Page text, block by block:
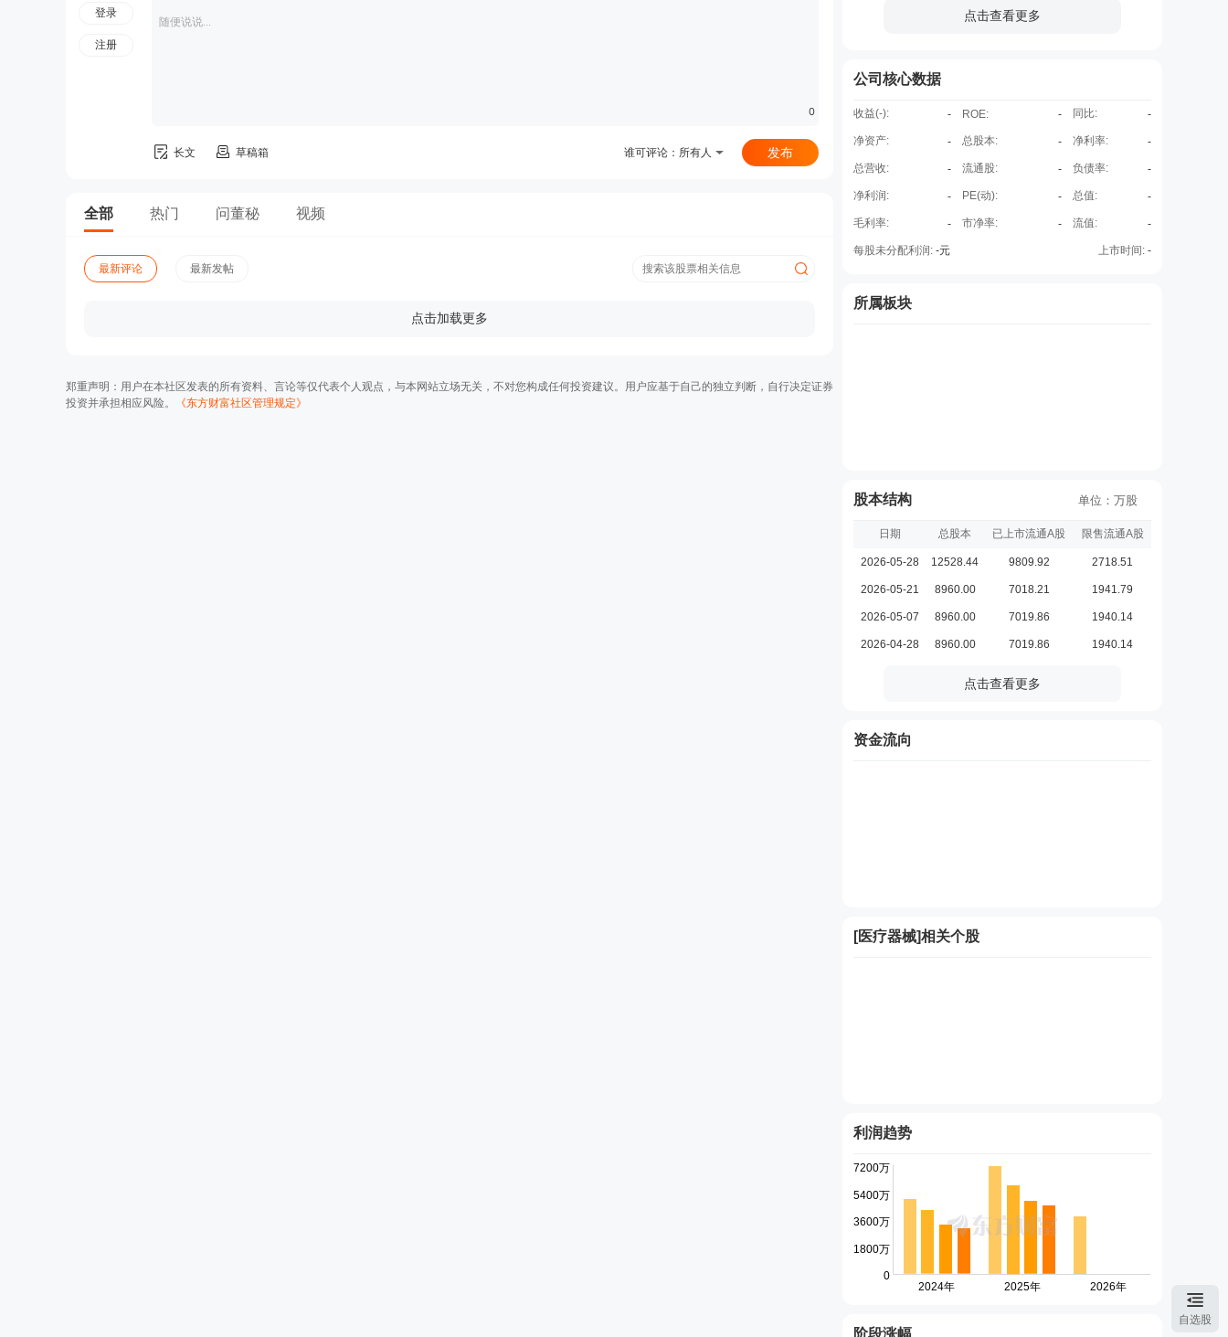
登录
注册
随便说说...
0
长文 草稿箱 谁可评论： 所有人 发布
全部 热门 问董秘 视频
最新评论 最新发帖
点击加载更多
郑重声明：用户在本社区发表的所有资料、言论等仅代表个人观点，与本网站立场无关，不对您构成任何投资建议。用户应基于自己的独立判断，自行决定证券
投资并承担相应风险。
《东方财富社区管理规定》
点击查看更多
公司核心数据
收益(-): - ROE: - 同比: -
净资产: - 总股本: - 净利率: -
总营收: - 流通股: - 负债率: -
净利润: - PE(动): - 总值: -
毛利率: - 市净率: - 流值: -
每股未分配利润: -元 上市时间: -
所属板块
股本结构 单位：万股
日期 总股本 已上市流通A股 限售流通A股
2026-05-28 12528.44 9809.92 2718.51
2026-05-21 8960.00 7018.21 1941.79
2026-05-07 8960.00 7019.86 1940.14
2026-04-28 8960.00 7019.86 1940.14
点击查看更多
资金流向
[医疗器械]相关个股
利润趋势
阶段涨幅
自选股